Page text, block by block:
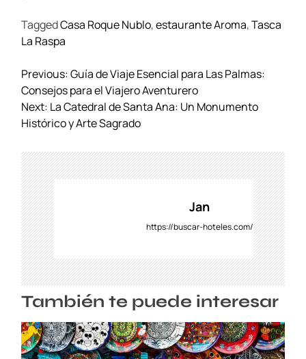
TaggedCasa Roque Nublo,estaurante Aroma,Tasca
La Raspa
N
a
v
e
a
c
i
ó
n
d
e
e
n
t
r
a
d
Previous:Guía de Viaje Esencial para Las Palmas:
Consejos para el Viajero Aventurero
Next: La Catedral de Santa Ana: Un Monumento
Histórico y Arte Sagrado
Jan
https://buscar-hoteles.com/
También te puede interesar